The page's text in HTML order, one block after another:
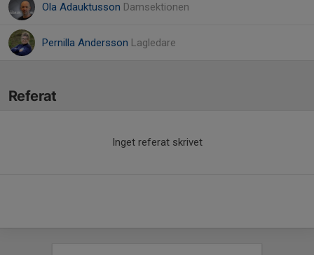
Ola Adauktusson Damsektionen
Pernilla Andersson Lagledare
Referat
Inget referat skrivet